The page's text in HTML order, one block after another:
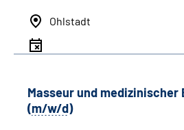
Ohlstadt
Masseur und medizinischer
(m/w/d)